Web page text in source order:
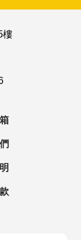
樓